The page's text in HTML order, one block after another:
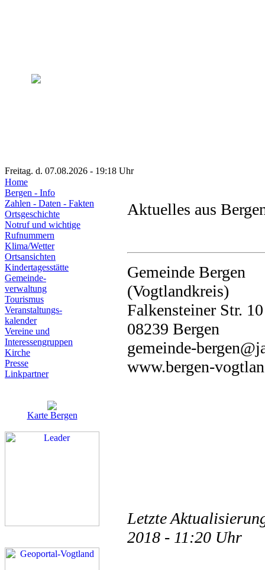
Freitag. d. 07.08.2026 - 19:18 Uhr
Home
Bergen - Info
Zahlen - Daten - Fakten
Ortsgeschichte
Notruf und wichtige
Rufnummern
Klima/Wetter
Ortsansichten
Kindertagesstätte
Gemeinde-
verwaltung
Tourismus
Veranstaltungs-
kalender
Vereine und
Interessen­gruppen
Kirche
Presse
Linkpartner
Karte Bergen
Aktuelles aus
Gemeinde Bergen
(Vogtlandkreis)
Falkensteiner Str. 10
08239 Bergen
gemeinde-
www.bergen-
Letzte
2018 - 11:20 Uhr